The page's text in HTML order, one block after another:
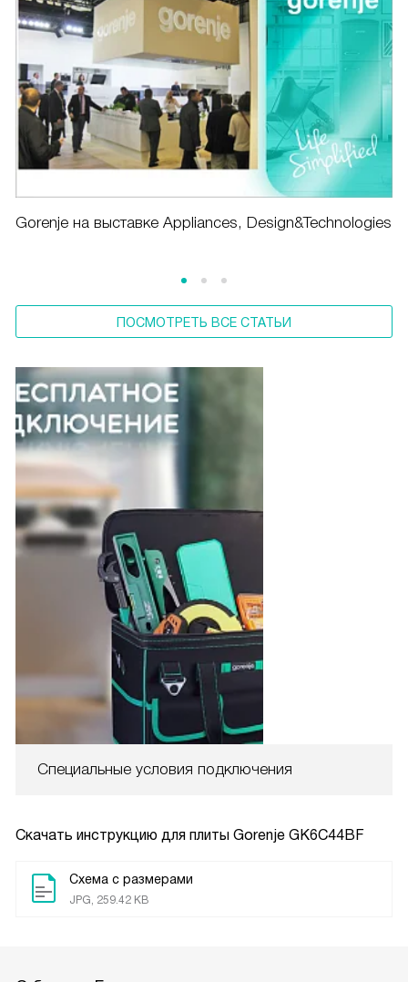
Специальные условия подключения
Скачать инструкцию для плиты Gorenje GK6C44BF
Схема с размерами
JPG, 259.42 KB
Gorenje на выставке Appliances, Design&Technologies
ПОСМОТРЕТЬ ВСЕ СТАТЬИ